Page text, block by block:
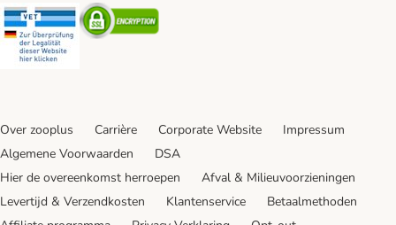
Security Security
Over zooplus Carrière Corporate Website
Impressum
Algemene Voorwaarden
DSA
Hier de overeenkomst herroepen
Afval & Milieuvoorzieningen
Levertijd & Verzendkosten
Klantenservice
Betaalmethoden